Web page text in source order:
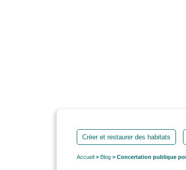
Créer et restaurer des habitats
Accueil> Blog> Concertation publique